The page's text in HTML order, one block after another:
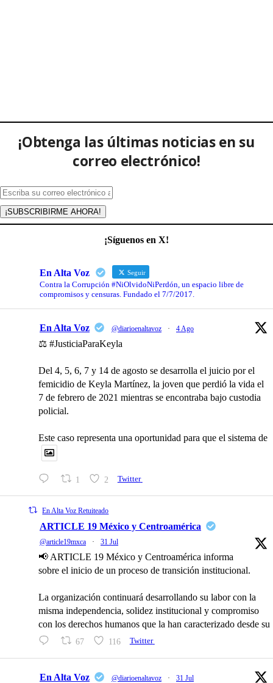
¡Obtenga las últimas noticias en su
correo electrónico!
¡Síguenos en X!
En Alta Voz Seguir
Contra la Corrupción #NiOlvidoNiPerdón, un espacio libre de
compromisos y censuras. Fundado el 7/7/2017.
En Alta Voz @diarioenaltavoz · 4 Ago
⚖️ #JusticiaParaKeyla
Del 4, 5, 6, 7 y 14 de agosto se desarrolla el juicio por el
femicidio de Keyla Martínez, la joven que perdió la vida el
7 de febrero de 2021 mientras se encontraba bajo custodia
policial.
Este caso representa una oportunidad para que el sistema de
1 2 Twitter
En Alta Voz Retuiteado
ARTICLE 19 México y Centroamérica
@article19mxca · 31 Jul
📢 ARTICLE 19 México y Centroamérica informa
sobre el inicio de un proceso de transición institucional.
La organización continuará desarrollando su labor con la
misma independencia, solidez institucional y compromiso
con los derechos humanos que la han caracterizado desde su
67 116 Twitter
En Alta Voz @diarioenaltavoz · 31 Jul